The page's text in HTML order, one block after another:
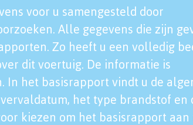
voor u samengesteld door
Alle gegevens die zijn
Zo heeft u een volledig
dit voertuig. De informatie is
het basisrapport vindt u de
het type brandstof en
kiezen om het basisrapport aan